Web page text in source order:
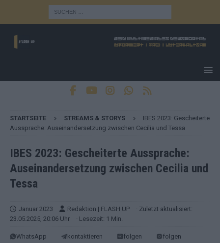
STARTSEITE STREAMS & STORYS
IBES 2023: Gescheiterte
Aussprache: Auseinandersetzung zwischen Cecilia und Tessa
IBES 2023: Gescheiterte Aussprache:
Auseinandersetzung zwischen Cecilia und
Tessa
Januar 2023 Redaktion | FLASH UP
· Zuletzt aktualisiert:
23.05.2025, 20:06 Uhr
· Lesezeit: 1 Min.
WhatsApp kontaktieren folgen
folgen